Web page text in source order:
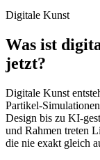
Digitale Kunst
Was ist
jetzt?
Digitale Kunst
Partikel-
Design bis zu KI-
und Rahmen treten
die nie exakt gleich